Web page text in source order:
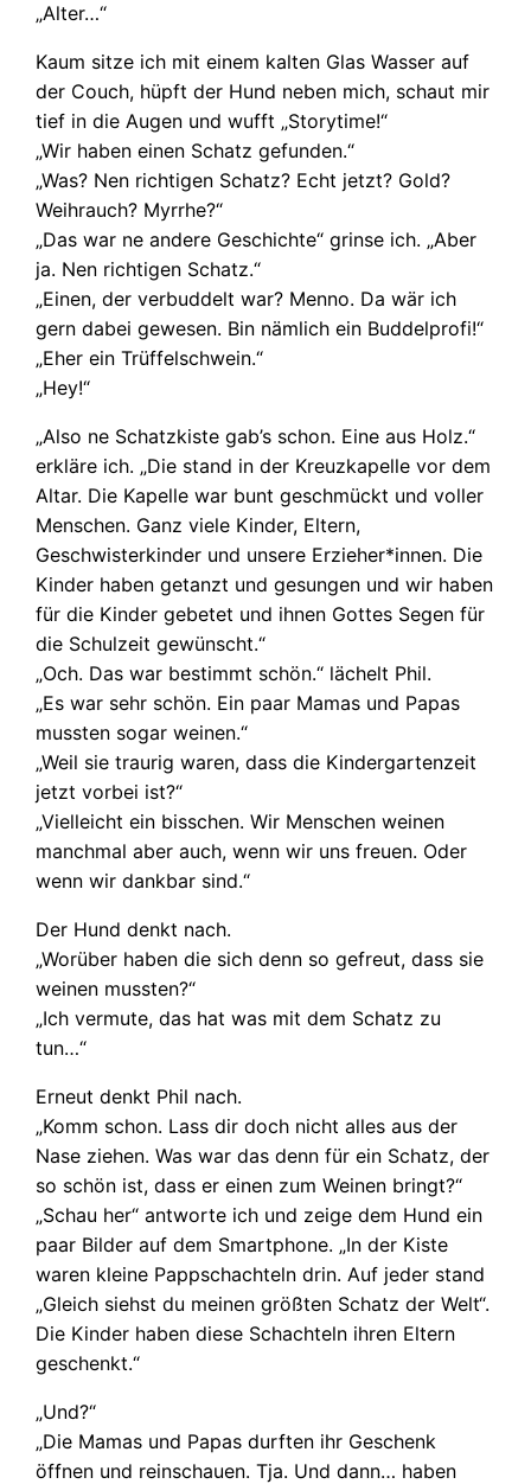
„Alter…“
Kaum sitze ich mit einem kalten Glas Wasser auf
der Couch, hüpft der Hund neben mich, schaut mir
tief in die Augen und wufft „Storytime!“
„Wir haben einen Schatz gefunden.“
„Was? Nen richtigen Schatz? Echt jetzt? Gold?
Weihrauch? Myrrhe?“
„Das war ne andere Geschichte“ grinse ich. „Aber
ja. Nen richtigen Schatz.“
„Einen, der verbuddelt war? Menno. Da wär ich
gern dabei gewesen. Bin nämlich ein Buddelprofi!“
„Eher ein Trüffelschwein.“
„Hey!“
„Also ne Schatzkiste gab’s schon. Eine aus Holz.“
erkläre ich. „Die stand in der Kreuzkapelle vor dem
Altar. Die Kapelle war bunt geschmückt und voller
Menschen. Ganz viele Kinder, Eltern,
Geschwisterkinder und unsere Erzieher*innen. Die
Kinder haben getanzt und gesungen und wir haben
für die Kinder gebetet und ihnen Gottes Segen für
die Schulzeit gewünscht.“
„Och. Das war bestimmt schön.“ lächelt Phil.
„Es war sehr schön. Ein paar Mamas und Papas
mussten sogar weinen.“
„Weil sie traurig waren, dass die Kindergartenzeit
jetzt vorbei ist?“
„Vielleicht ein bisschen. Wir Menschen weinen
manchmal aber auch, wenn wir uns freuen. Oder
wenn wir dankbar sind.“
Der Hund denkt nach.
„Worüber haben die sich denn so gefreut, dass sie
weinen mussten?“
„Ich vermute, das hat was mit dem Schatz zu
tun…“
Erneut denkt Phil nach.
„Komm schon. Lass dir doch nicht alles aus der
Nase ziehen. Was war das denn für ein Schatz, der
so schön ist, dass er einen zum Weinen bringt?“
„Schau her“ antworte ich und zeige dem Hund ein
paar Bilder auf dem Smartphone. „In der Kiste
waren kleine Pappschachteln drin. Auf jeder stand
„Gleich siehst du meinen größten Schatz der Welt“.
Die Kinder haben diese Schachteln ihren Eltern
geschenkt.“
„Und?“
„Die Mamas und Papas durften ihr Geschenk
öffnen und reinschauen. Tja. Und dann… haben